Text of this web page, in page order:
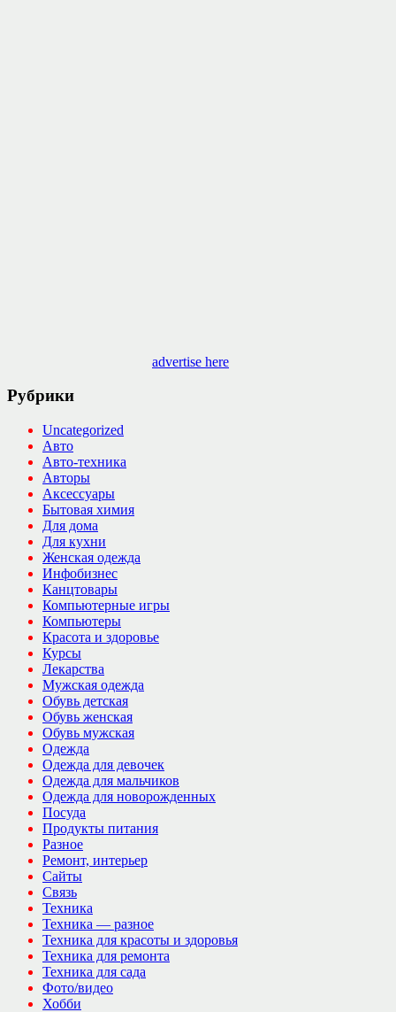
advertise here
Рубрики
Uncategorized
Авто
Авто-техника
Авторы
Аксессуары
Бытовая химия
Для дома
Для кухни
Женская одежда
Инфобизнес
Канцтовары
Компьютерные игры
Компьютеры
Красота и здоровье
Курсы
Лекарства
Мужская одежда
Обувь детская
Обувь женская
Обувь мужская
Одежда
Одежда для девочек
Одежда для мальчиков
Одежда для новорожденных
Посуда
Продукты питания
Разное
Ремонт, интерьер
Сайты
Связь
Техника
Техника — разное
Техника для красоты и здоровья
Техника для ремонта
Техника для сада
Фото/видео
Хобби